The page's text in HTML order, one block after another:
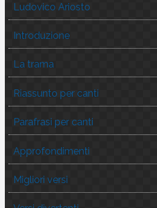
Ludovico Ariosto
Introduzione
La trama
Riassunto per canti
Parafrasi per canti
Approfondimenti
Migliori versi